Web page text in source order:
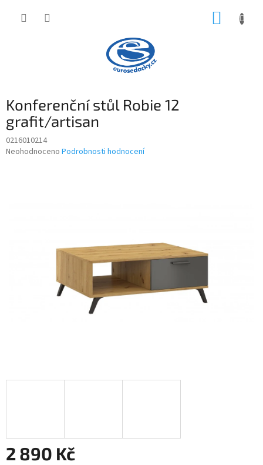
Konferenční stůl Robie 12
grafit/artisan
0216010214
Průměrné
Neohodnoceno Podrobnosti hodnocení
2 890 Kč